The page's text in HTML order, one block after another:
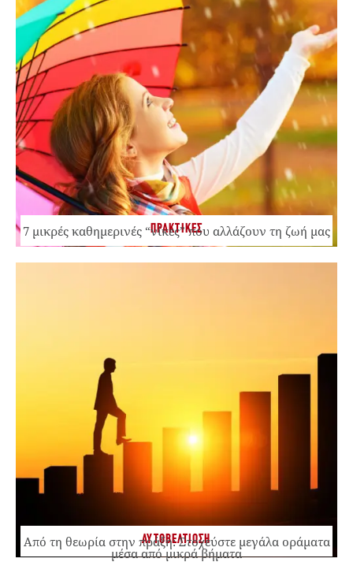
ΠΡΑΚΤΙΚΕΣ
7 μικρές καθημερινές “νίκες” που αλλάζουν τη ζωή μας
ΑΥΤΟΒΕΛΤΙΩΣΗ
Από τη θεωρία στην πράξη: Στοχεύστε μεγάλα οράματα
μέσα από μικρά βήματα